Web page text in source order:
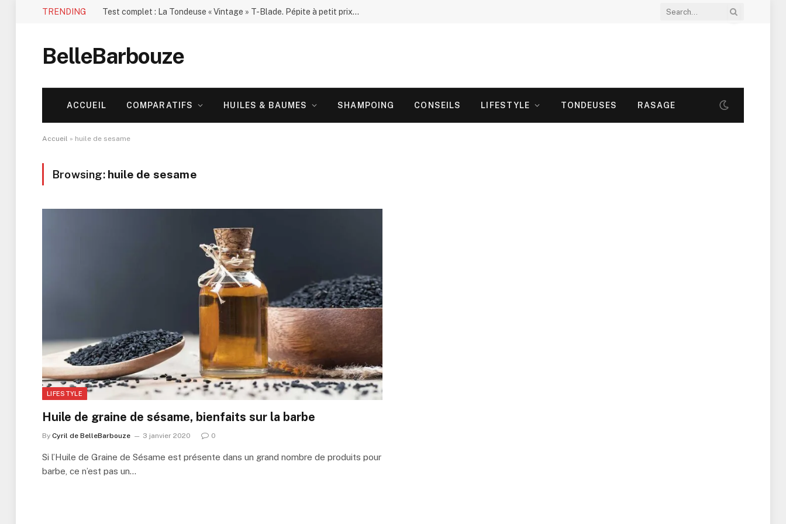
TRENDING Test complet : La Tondeuse « Vintage » T-Blade. Pépite à petit prix ou gadget doré ?
BelleBarbouze
ACCUEIL COMPARATIFS HUILES & BAUMES SHAMPOING CONSEILS LIFESTYLE TONDEUSES RASAGE
Accueil » huile de sesame
Browsing: huile de sesame
LIFESTYLE
Huile de graine de sésame, bienfaits sur la barbe
By Cyril de BelleBarbouze 3 janvier 2020 0
Si l’Huile de Graine de Sésame est présente dans un grand nombre de produits pour
barbe, ce n’est pas un…